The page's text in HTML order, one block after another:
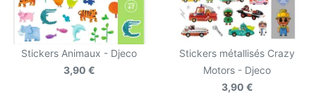
Stickers Animaux - Djeco
3,90 €
Stickers métallisés Crazy
Motors - Djeco
3,90 €